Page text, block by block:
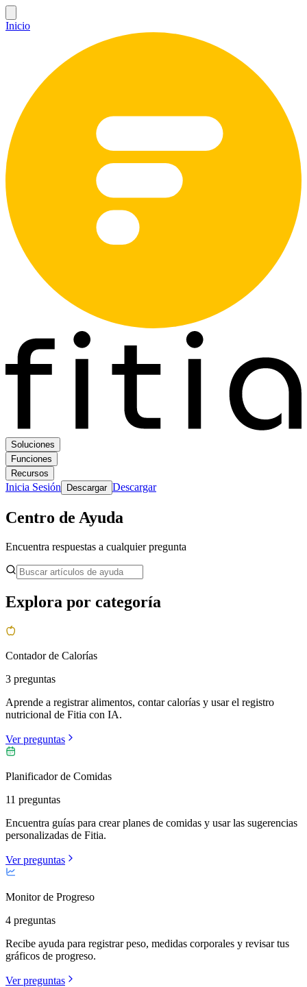
Inicio
Soluciones
Funciones
Recursos
Inicia Sesión Descargar Descargar
Centro de Ayuda
Encuentra respuestas a cualquier pregunta
Explora por categoría
Contador de Calorías
3 preguntas
Aprende a registrar alimentos, contar calorías y usar el registro
nutricional de Fitia con IA.
Ver preguntas
Planificador de Comidas
11 preguntas
Encuentra guías para crear planes de comidas y usar las sugerencias
personalizadas de Fitia.
Ver preguntas
Monitor de Progreso
4 preguntas
Recibe ayuda para registrar peso, medidas corporales y revisar tus
gráficos de progreso.
Ver preguntas